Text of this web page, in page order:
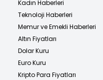
Kadın Haberleri
Teknoloji Haberleri
Memur ve Emekli Haberleri
Altın Fiyatları
Dolar Kuru
Euro Kuru
Kripto Para Fiyatları